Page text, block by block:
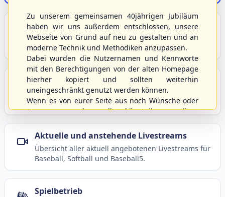
Unser Sport
Grundlagen und Hintergründe zu Baseball, Softball
und Baseball5.
Berichte und Neuigkeiten
Aktuelle Meldungen, Berichte und Nachrichten aus
dem S/HBV, Deutschland und der Welt.
Aktuelle und anstehende Livestreams
Übersicht aller aktuell angebotenen Livestreams für
Baseball, Softball und Baseball5.
Spielbetrieb
Zu unserem gemeinsamen 40jährigen Jubiläum
haben wir uns außerdem entschlossen, unsere
Webseite von Grund auf neu zu gestalten und an
moderne Technik und Methodiken anzupassen.
Dabei wurden die Nutzernamen und Kennworte
mit den Berechtigungen von der alten Homepage
hierher kopiert und sollten weiterhin
uneingeschränkt genutzt werden können.
Wenn es von eurer Seite aus noch Wünsche oder
Anregungen geben sollte, könnt ihr uns diese
gerne an die Verbandsadresseinfo@shbvnet.de
schicken.